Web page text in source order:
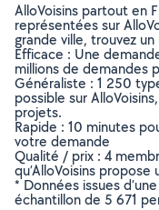
AlloVoisins partout en
représentées sur
grande ville, trouvez
Efficace : Une
millions de demandes
Généraliste : 1 250
possible sur
projets.
Rapide : 10 minutes
votre demande
Qualité / prix : 4
qu’AlloVoisins
* Données issues
échantillon de 5 671